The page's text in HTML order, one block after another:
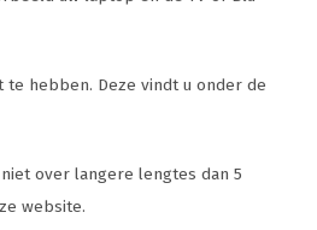
te hebben. Deze vindt u onder de
over langere lengtes dan 5
website.